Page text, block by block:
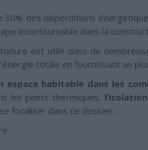
30% des déperditions
incontournable dans la
toiture est utile dans de
totale en fournissant un
espace habitable dans les
les ponts thermiques,
focaliser dans ce dossier.